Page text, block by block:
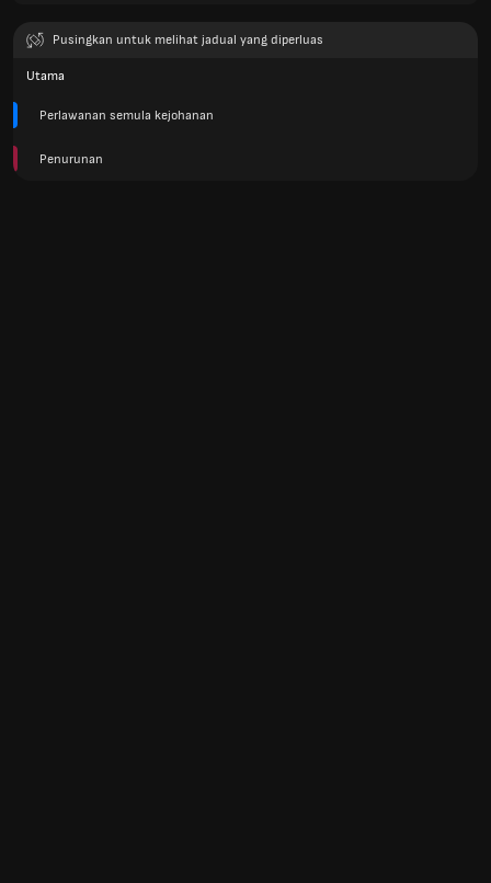
Pusingkan untuk melihat jadual yang diperluas
Utama
Perlawanan semula kejohanan
Penurunan